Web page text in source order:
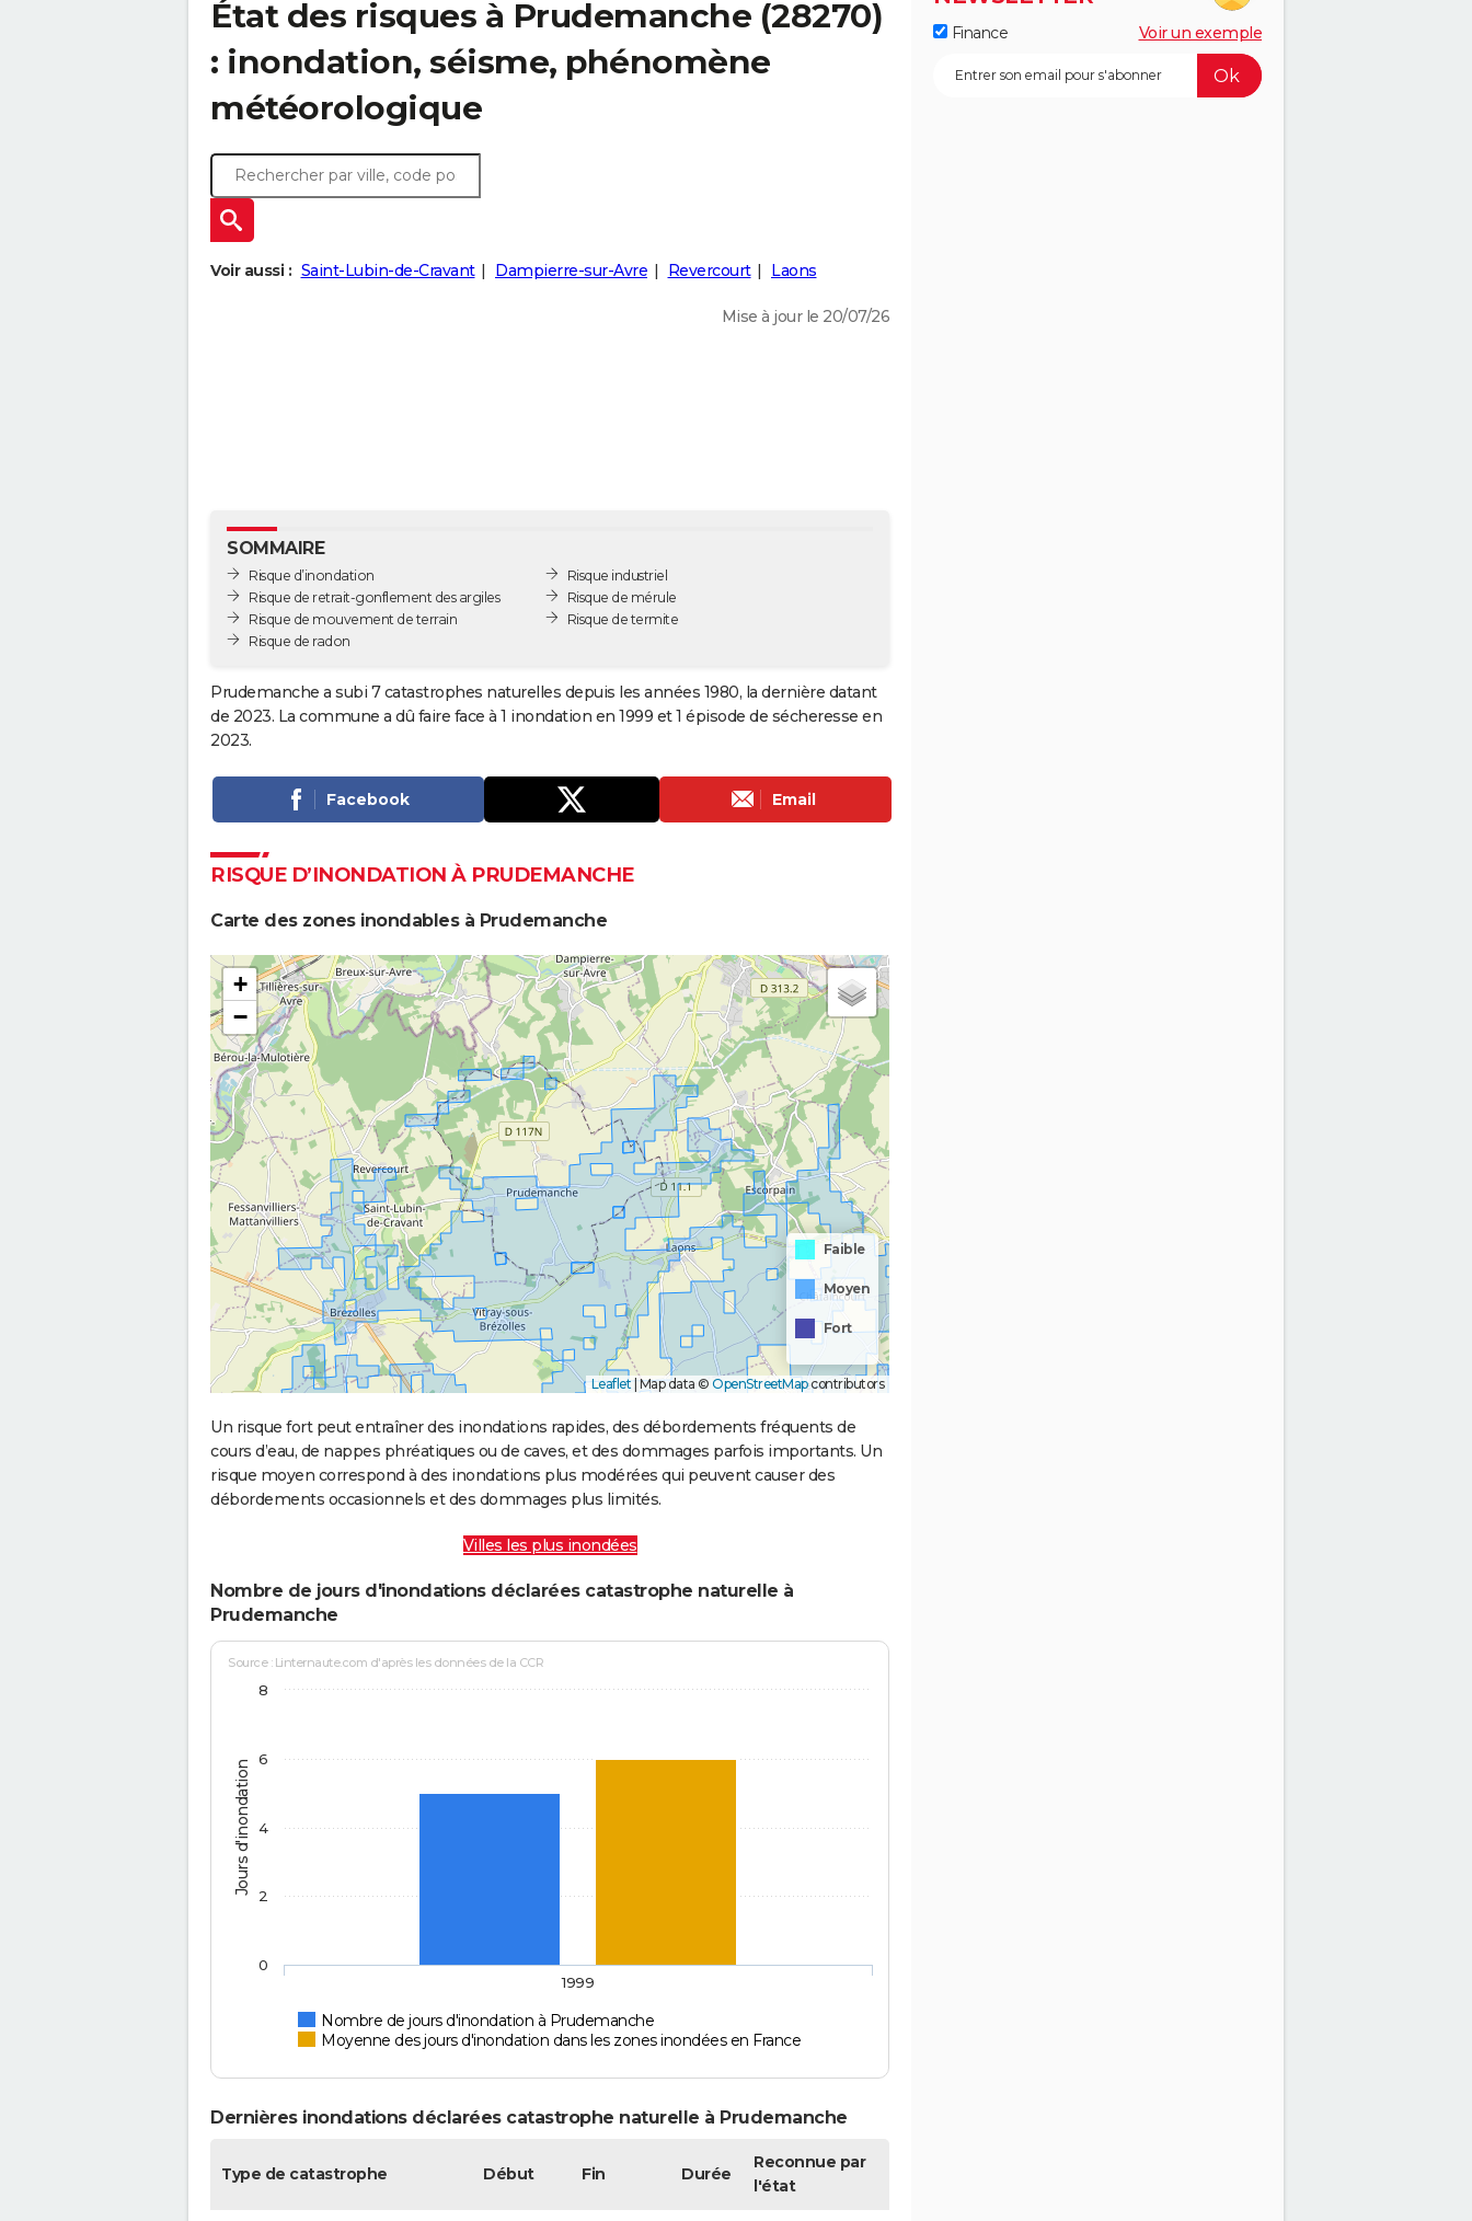
État des risques à Prudemanche (28270)
: inondation, séisme, phénomène
météorologique
Voir aussi : Saint-Lubin-de-Cravant Dampierre-sur-Avre Revercourt Laons
Mise à jour le 20/07/26
SOMMAIRE
Risque d’inondation
Risque de retrait-gonflement des argiles
Risque de mouvement de terrain
Risque de radon
Risque industriel
Risque de mérule
Risque de termite
Prudemanche a subi 7 catastrophes naturelles depuis les années 1980, la dernière datant
de 2023. La commune a dû faire face à 1 inondation en 1999 et 1 épisode de sécheresse en
2023.
Facebook Email
RISQUE D’INONDATION À PRUDEMANCHE
Carte des zones inondables à Prudemanche
+
−
Faible
Moyen
Fort
Leaflet|Map data © OpenStreetMapcontributors
Un risque fort peut entraîner des inondations rapides, des débordements fréquents de
cours d’eau, de nappes phréatiques ou de caves, et des dommages parfois importants. Un
risque moyen correspond à des inondations plus modérées qui peuvent causer des
débordements occasionnels et des dommages plus limités.
Villes les plus inondées
Nombre de jours d'inondations déclarées catastrophe naturelle à
Prudemanche
Jours d'inondation
Source : Linternaute.com d'après les données de la CCR
Nombre de jours d'inondation à Prudemanche
Moyenne des jours d'inondation dans les zones inondées en France
1999
0
2
4
6
8
Dernières inondations déclarées catastrophe naturelle à Prudemanche
Type de catastrophe Début Fin Durée
Reconnue par
l'état
Finance Voir un exemple